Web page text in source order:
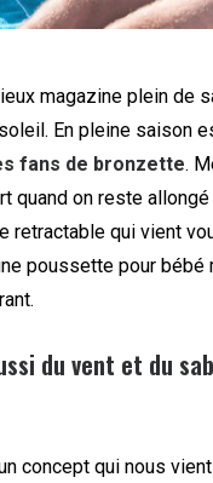
magazine plein de
En pleine saison
fans de bronzette.
quand on reste
retractable qui vient
poussette pour
du vent et du
concept qui nous